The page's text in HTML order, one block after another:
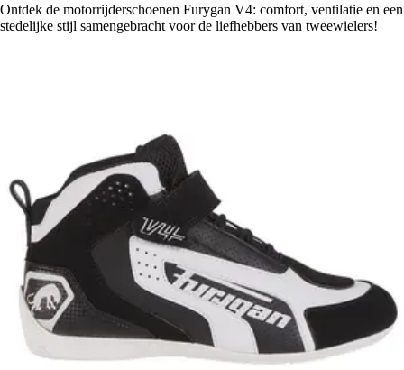
Ontdek de motorrijderschoenen Furygan V4: comfort, ventilatie en een
stedelijke stijl samengebracht voor de liefhebbers van tweewielers!